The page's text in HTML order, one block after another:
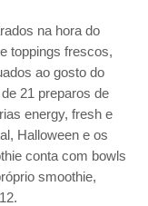
na hora do
toppings frescos,
ao gosto do
21 preparos de
energy, fresh e
Halloween e os
conta com bowls
smoothie,